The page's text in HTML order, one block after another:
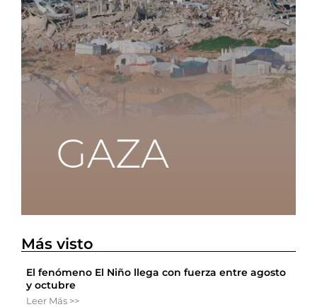
Más visto
El fenómeno El Niño llega con fuerza entre agosto
y octubre
Leer Más >>